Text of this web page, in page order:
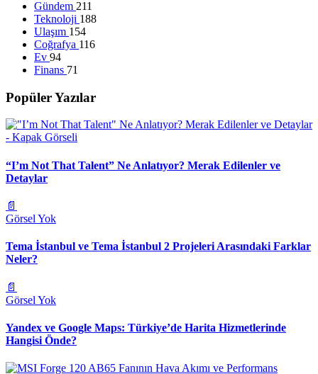
Gündem 211
Teknoloji 188
Ulaşım 154
Coğrafya 116
Ev 94
Finans 71
Popüler Yazılar
“I’m Not That Talent” Ne Anlatıyor? Merak Edilenler ve
Detaylar
📄
Görsel Yok
Tema İstanbul ve Tema İstanbul 2 Projeleri Arasındaki Farklar
Neler?
📄
Görsel Yok
Yandex ve Google Maps: Türkiye’de Harita Hizmetlerinde
Hangisi Önde?